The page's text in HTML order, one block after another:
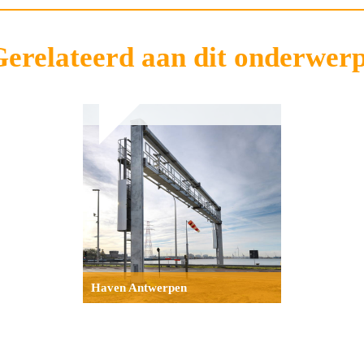
aan dit
Haven Antwerpen